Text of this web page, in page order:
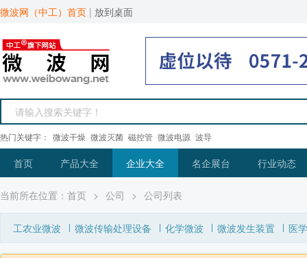
微波网（中工）首页 | 放到桌面
热门关键字： 微波干燥 微波灭菌 磁控管 微波电源 波导
首页 产品大全 企业大全 名企展台 行业动态
当前所在位置： 首页 > 公司 > 公司列表
工农业微波 微波传输处理设备 化学微波 微波发生装置 医